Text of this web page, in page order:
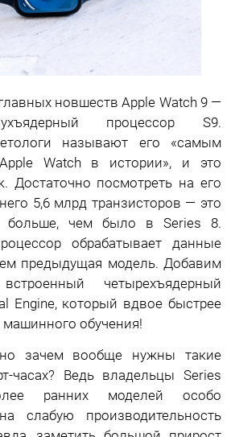
новшеств Apple Watch 9 —
процессор S9.
называют его «самым
Watch в истории», и это
Достаточно посмотреть на его
5,6 млрд транзисторов — это
больше, чем было в Series 8.
обрабатывает данные
предыдущая модель. Добавим
четырехъядерный
Engine, который вдвое быстрее
обучения!
зачем вообще нужны такие
часах? Ведь владельцы Series
ранних моделей особо
слабую производительность